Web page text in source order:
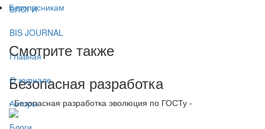
БЛОГИ
BIS JOURNAL
Главная
О журнале
Авторы
Блоги
Безопасникам
Смотрите также
Безопасная разработка
- Безопасная разработка эволюция по ГОСТу -